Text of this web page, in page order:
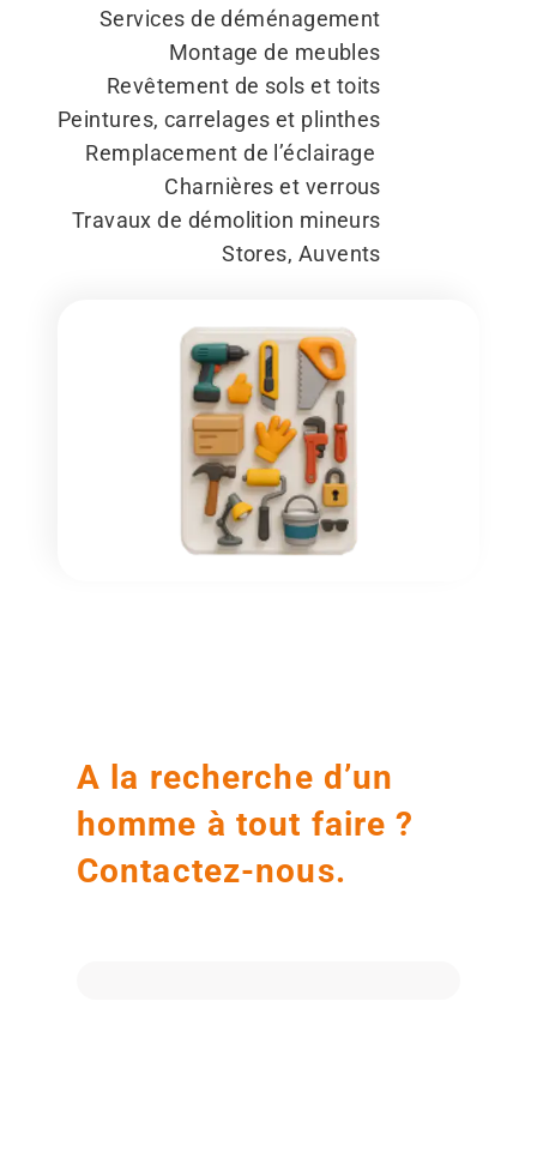
Services de déménagement
Montage de meubles
Revêtement de sols et toits
Peintures, carrelages et plinthes
Remplacement de l’éclairage
Charnières et verrous
Travaux de démolition mineurs
Stores, Auvents
A la recherche d’un
homme à tout faire ?
Contactez-nous.